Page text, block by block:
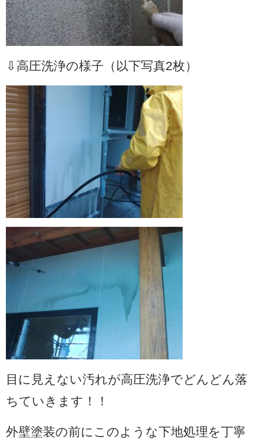
⇩高圧洗浄の様子（以下写真2枚）
目に見えない汚れが高圧洗浄でどんどん落
ちていきます！！
外壁塗装の前にこのような下地処理を丁寧